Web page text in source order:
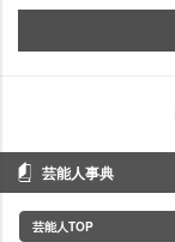
芸能人事典
芸能人TOP